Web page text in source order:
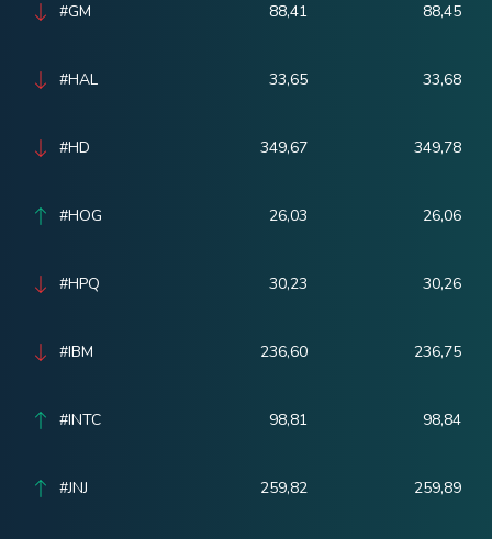
#GM 88,41 88,45
#HAL 33,65 33,68
#HD 349,67 349,78
#HOG 26,03 26,06
#HPQ 30,23 30,26
#IBM 236,60 236,75
#INTC 98,81 98,84
#JNJ 259,82 259,89